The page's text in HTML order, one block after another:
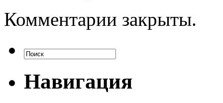
Комментарии закрыты.
Навигация